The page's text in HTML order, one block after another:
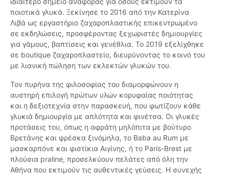
ποιοτικά γλυκά. Ξεκίνησε το 2016 από την Κατερίνα
Λιβά ως εργαστήριο ζαχαροπλαστικής επικεντρωμένο
σε εκδηλώσεις, προσφέροντας ξεχωριστές δημιουργίες
για γάμους, βαπτίσεις και γενέθλια. Το 2019 εξελίχθηκε
σε boutique ζαχαροπλαστείο, διευρύνοντας το κοινό του
με λιανική πώληση των εκλεκτών γλυκών του.
Τον πυρήνα της φιλοσοφίας του διαμορφώνουν η
αυστηρή επιλογή πρώτων υλών κορυφαίας ποιότητας
και η δεξιοτεχνία στην παρασκευή, που φωτίζουν κάθε
γλυκιά δημιουργία με απλότητα και φινέτσα. Οι γλυκές
προτάσεις του, όπως η αφράτη μηλόπιτα με βούτυρο
Βρετάνης και φρέσκα ξινόμηλα, το Baba au Rum με
μασκαρπόνε και φιστίκια Αιγίνης, ή το Paris-Brest με
πλούσια praline, προσελκύουν πελάτες από όλη την
Αθήνα που εκτιμούν τις αυθεντικές γεύσεις. Η συνεχής